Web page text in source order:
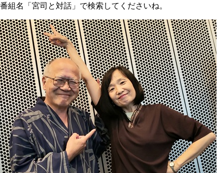
番組名「宮司と対話」で検索してくださいね。